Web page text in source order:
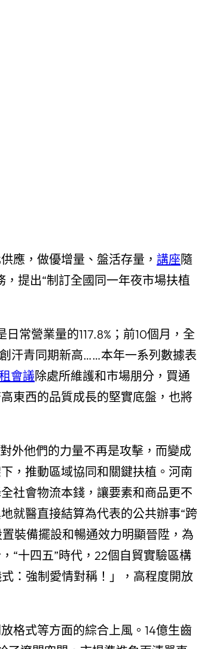
供應，做優增量、盤活存量， 講座隨
提出“制訂全國同一年夜市場扶植
常營業量的117.8%；前10個月，全
汗青同期新高……本年一系列數據表
會議除處所維護和市場朋分，買通
東西的品質成長的堅實底盤，也將
外他們的力量不再是攻擊，而變成
，推動區域協同和關鍵扶植。河南
社會物流本錢，讓要素和商品更不
就醫直接結算為代表的公共辦事“跨
裝備擺設和暢通效力明顯晉陞，為
“十四五”時代，22個自貿實驗區構
：強制愛情對稱！」，高程度開放
格式等方面的綜合上風。14億生齒